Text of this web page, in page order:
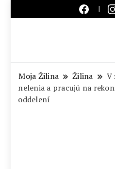
Moja Žilina Žilina
V
nelenia a pracujú na
oddelení